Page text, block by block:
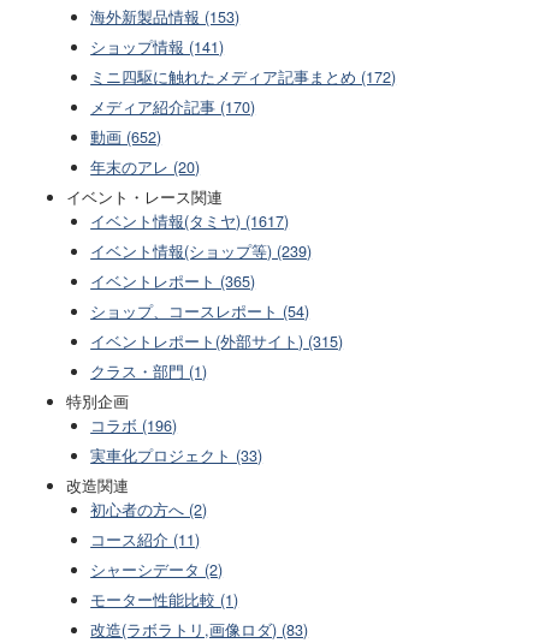
海外新製品情報 (153)
ショップ情報 (141)
ミニ四駆に触れたメディア記事まとめ (172)
メディア紹介記事 (170)
動画 (652)
年末のアレ (20)
イベント・レース関連
イベント情報(タミヤ) (1617)
イベント情報(ショップ等) (239)
イベントレポート (365)
ショップ、コースレポート (54)
イベントレポート(外部サイト) (315)
クラス・部門 (1)
特別企画
コラボ (196)
実車化プロジェクト (33)
改造関連
初心者の方へ (2)
コース紹介 (11)
シャーシデータ (2)
モーター性能比較 (1)
改造(ラボラトリ,画像ロダ) (83)